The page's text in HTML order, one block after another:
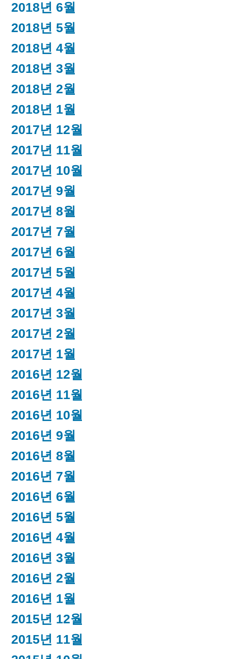
2018년 6월
2018년 5월
2018년 4월
2018년 3월
2018년 2월
2018년 1월
2017년 12월
2017년 11월
2017년 10월
2017년 9월
2017년 8월
2017년 7월
2017년 6월
2017년 5월
2017년 4월
2017년 3월
2017년 2월
2017년 1월
2016년 12월
2016년 11월
2016년 10월
2016년 9월
2016년 8월
2016년 7월
2016년 6월
2016년 5월
2016년 4월
2016년 3월
2016년 2월
2016년 1월
2015년 12월
2015년 11월